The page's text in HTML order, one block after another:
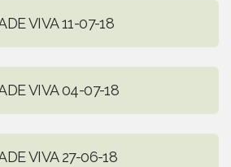
VIVA 11-07-18
VIVA 04-07-18
VIVA 27-06-18